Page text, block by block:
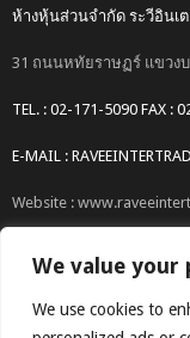
We value your
We use cookies to
ห้างหุ้นส่วนจำกัด ระวีอินเ
31 ถนนหทัยราษฏร์ แขวง
TEL. : 02-171-5090 FAX :
E-MAIL :
Website :